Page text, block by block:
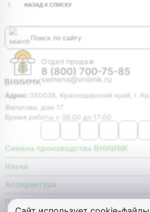
НАЗАД К СПИСКУ
Отдел продаж
8 (800) 700-75-85
semena@vniimk.ru
Адрес: 350038, Краснодарский край, г.
Филатова, дом 17
Время работы с 08:00 до 17:00
Семена производства ВНИИМК
Наука
Аспирантура
Покупателю